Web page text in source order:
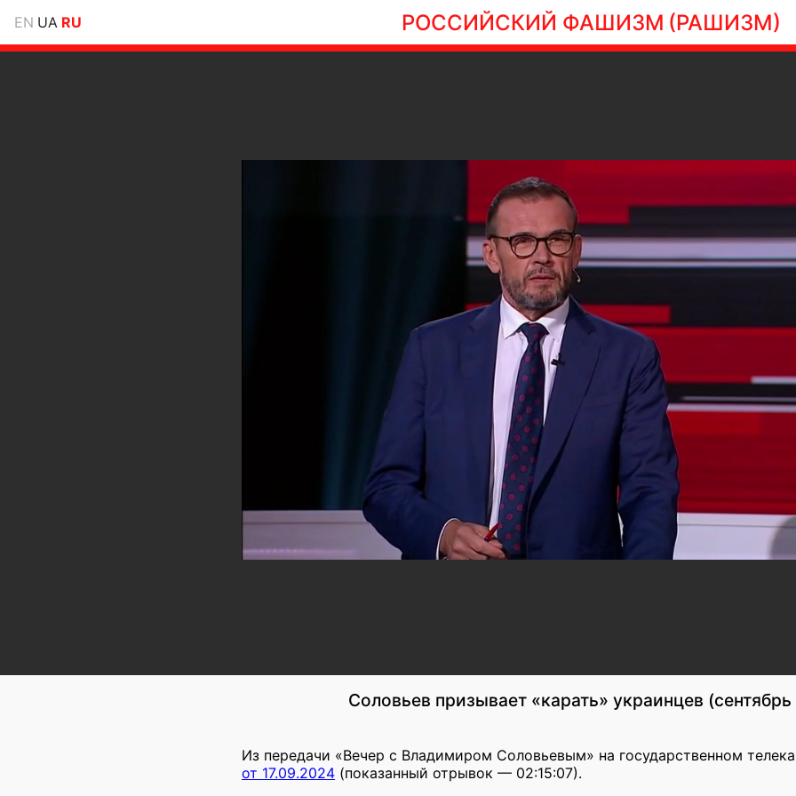
EN UA RU РОССИЙСКИЙ ФАШИЗМ (РАШИЗМ)
Соловьев призывает «карать» украинцев
Из передачи «Вечер с Владимиром Соловьевым» на государственном
от 17.09.2024 (показанный отрывок — 02:15:07).